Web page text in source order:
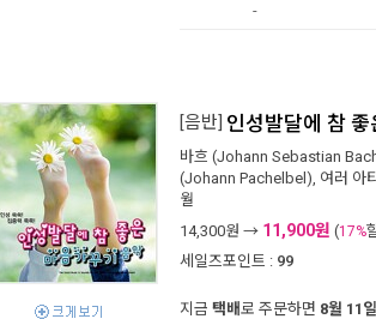
-
[음반] 인성발달에 참
바흐 (Johann Sebastian
(Johann Pachelbel), 여러 아
월
14,300원 → 11,900원 (17%
세일즈포인트 : 99
지금 택배로 주문하면 8월 11